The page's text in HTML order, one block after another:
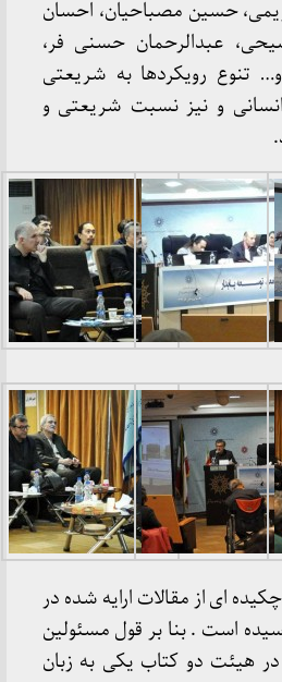
حسین مصباحیان، احسان
عبدالرحمان حسنی فر،
تنوع رویکردها به شریعتی
و نیز نسبت شریعتی و
ای از مقالات ارايه شده در
است . بنا بر قول مسئولین
هیئت دو کتاب یکی به زبان